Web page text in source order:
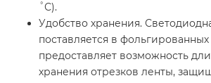
˚С).
Удобство хранения.
поставляется в фольгированных
предоставляет возможность
хранения отрезков ленты,